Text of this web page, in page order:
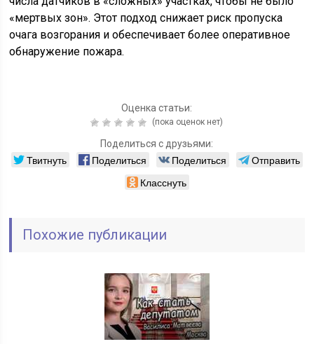
«мертвых зон». Этот подход снижает риск пропуска
очага возгорания и обеспечивает более оперативное
обнаружение пожара.
Оценка статьи:
(пока оценок нет)
Поделиться с друзьями:
Твитнуть Поделиться Поделиться
Отправить
Класснуть
Похожие публикации